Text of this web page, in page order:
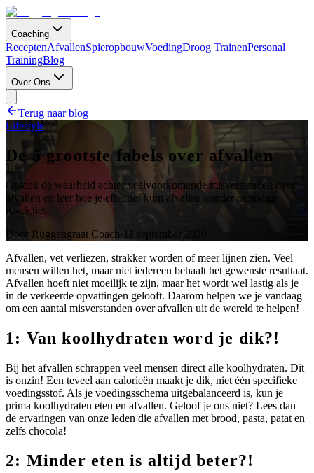
Coaching
ReceptenAfvallenSpieropbouwVoedingDroog TrainenPersonal
TrainingBlog
Over Ons
Terug naar blog
Lifestyle
De 5 grootste fabels over afvallen
Ontdek de waarheid achter veelvoorkomende misverstanden over
afvallen en leer hoe je effectief kunt afvallen zonder onnodige
restricties.
Door Ruggengraat Coach·
11 september 2020
Afvallen, vet verliezen, strakker worden of meer lijnen zien. Veel
mensen willen het, maar niet iedereen behaalt het gewenste resultaat.
Afvallen hoeft niet moeilijk te zijn, maar het wordt wel lastig als je
in de verkeerde opvattingen gelooft. Daarom helpen we je vandaag
om een aantal misverstanden over afvallen uit de wereld te helpen!
1: Van koolhydraten word je dik?!
Bij het afvallen schrappen veel mensen direct alle koolhydraten. Dit
is onzin! Een teveel aan calorieën maakt je dik, niet één specifieke
voedingsstof. Als je voedingsschema uitgebalanceerd is, kun je
prima koolhydraten eten en afvallen. Geloof je ons niet? Lees dan
de ervaringen van onze leden die afvallen met brood, pasta, patat en
zelfs chocola!
2: Minder eten is altijd beter?!